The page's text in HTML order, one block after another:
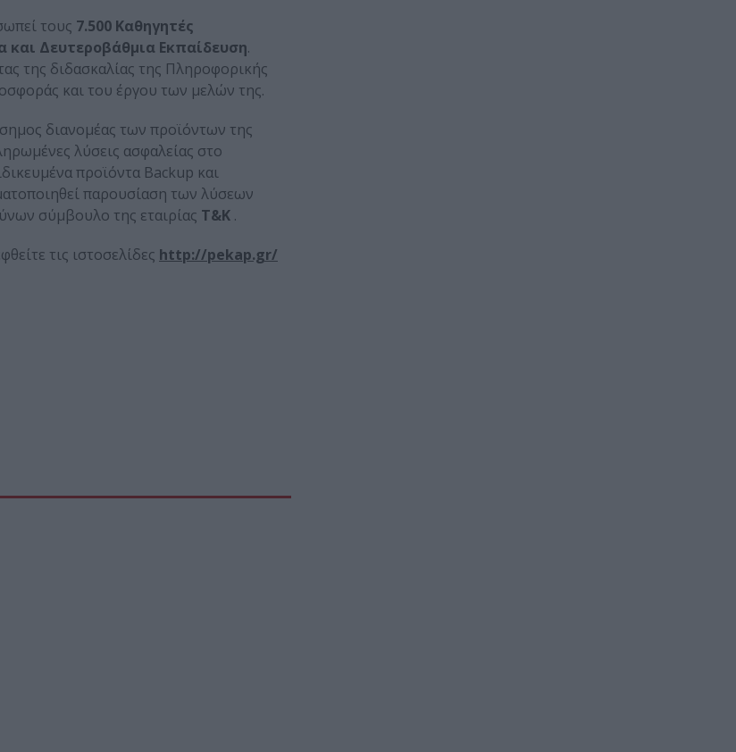
τους 7.500 Καθηγητές
και Δευτεροβάθμια Εκπαίδευση.
της διδασκαλίας της Πληροφορικής
και του έργου των μελών της.
διανομέας των προϊόντων της
λύσεις ασφαλείας στο
προϊόντα Backup και
παρουσίαση των λύσεων
σύμβουλο της εταιρίας Τ&Κ .
τις ιστοσελίδες http://pekap.gr/